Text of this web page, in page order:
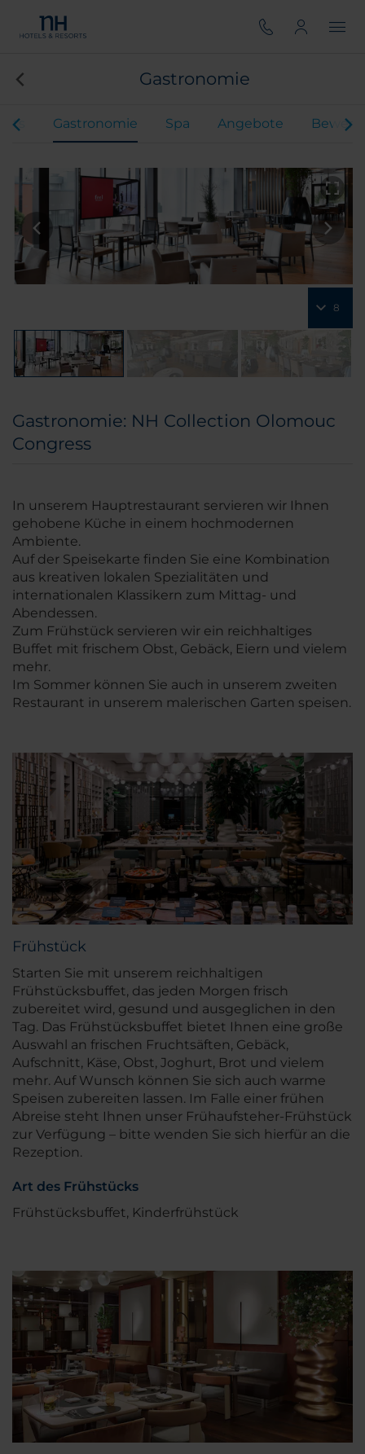
Gastronomie
Gastronomie Spa Angebote
8
Gastronomie: NH Collection Olomouc
Congress
In unserem Hauptrestaurant servieren wir Ihnen
gehobene Küche in einem hochmodernen
Ambiente.
Auf der Speisekarte finden Sie eine Kombination
aus kreativen lokalen Spezialitäten und
internationalen Klassikern zum Mittag- und
Abendessen.
Zum Frühstück servieren wir ein reichhaltiges
Buffet mit frischem Obst, Gebäck, Eiern und vielem
mehr.
Im Sommer können Sie auch in unserem zweiten
Restaurant in unserem malerischen Garten speisen.
Frühstück
Starten Sie mit unserem reichhaltigen
Frühstücksbuffet, das jeden Morgen frisch
zubereitet wird, gesund und ausgeglichen in den
Tag. Das Frühstücksbuffet bietet Ihnen eine große
Auswahl an frischen Fruchtsäften, Gebäck,
Aufschnitt, Käse, Obst, Joghurt, Brot und vielem
mehr. Auf Wunsch können Sie sich auch warme
Speisen zubereiten lassen. Im Falle einer frühen
Abreise steht Ihnen unser Frühaufsteher-Frühstück
zur Verfügung – bitte wenden Sie sich hierfür an die
Rezeption.
Art des Frühstücks
Frühstücksbuffet, Kinderfrühstück